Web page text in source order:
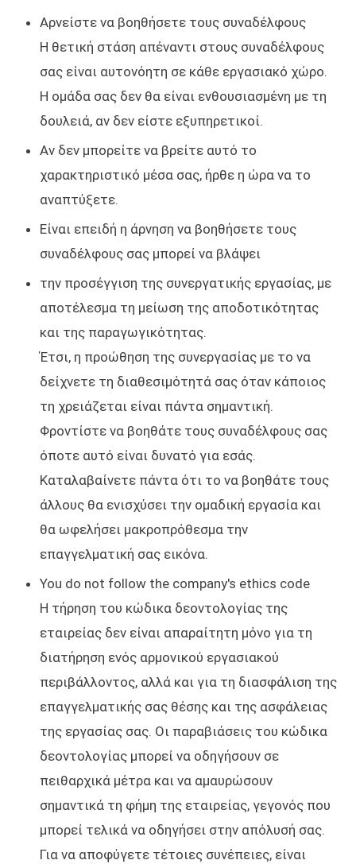
Αρνείστε να βοηθήσετε τους συναδέλφους
Η θετική στάση απέναντι στους συναδέλφους
σας είναι αυτονόητη σε κάθε εργασιακό χώρο.
Η ομάδα σας δεν θα είναι ενθουσιασμένη με τη
δουλειά, αν δεν είστε εξυπηρετικοί.
Αν δεν μπορείτε να βρείτε αυτό το
χαρακτηριστικό μέσα σας, ήρθε η ώρα να το
αναπτύξετε.
Είναι επειδή η άρνηση να βοηθήσετε τους
συναδέλφους σας μπορεί να βλάψει
την προσέγγιση της συνεργατικής εργασίας, με
αποτέλεσμα τη μείωση της αποδοτικότητας
και της παραγωγικότητας.
Έτσι, η προώθηση της συνεργασίας με το να
δείχνετε τη διαθεσιμότητά σας όταν κάποιος
τη χρειάζεται είναι πάντα σημαντική.
Φροντίστε να βοηθάτε τους συναδέλφους σας
όποτε αυτό είναι δυνατό για εσάς.
Καταλαβαίνετε πάντα ότι το να βοηθάτε τους
άλλους θα ενισχύσει την ομαδική εργασία και
θα ωφελήσει μακροπρόθεσμα την
επαγγελματική σας εικόνα.
You do not follow the company's ethics code
Η τήρηση του κώδικα δεοντολογίας της
εταιρείας δεν είναι απαραίτητη μόνο για τη
διατήρηση ενός αρμονικού εργασιακού
περιβάλλοντος, αλλά και για τη διασφάλιση της
επαγγελματικής σας θέσης και της ασφάλειας
της εργασίας σας. Οι παραβιάσεις του κώδικα
δεοντολογίας μπορεί να οδηγήσουν σε
πειθαρχικά μέτρα και να αμαυρώσουν
σημαντικά τη φήμη της εταιρείας, γεγονός που
μπορεί τελικά να οδηγήσει στην απόλυσή σας.
Για να αποφύγετε τέτοιες συνέπειες, είναι